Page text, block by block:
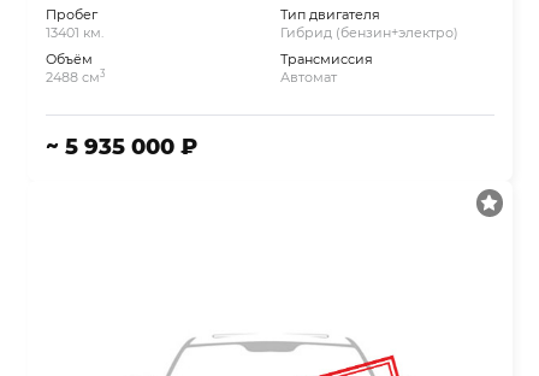
Пробег
13401 км.
Объём
2488 см3
Тип двигателя
Гибрид (бензин+электро)
Трансмиссия
Автомат
~ 5 935 000 ₽